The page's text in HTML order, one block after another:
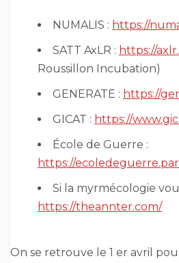
NUMALIS : https://
SATT AxLR : https://
Roussillon Incubation)
GENERATE : https://
GICAT : https://
École de Guerre :
https://
Si la myrmécologie
https://theannter.com/
On se retrouve le 1 er avril